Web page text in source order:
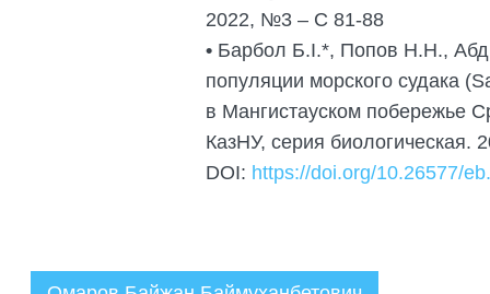
2022, №3 – С 81-88
• Барбол Б.І.*, Попов Н.Н.,
популяции морского судака
в Мангистауском побережье
КазНУ, серия
DOI: https://doi.org/10.26577/